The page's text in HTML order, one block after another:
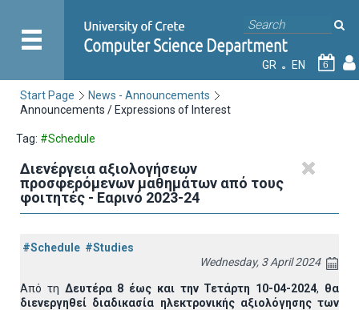
GR EN 6
Start Page
News - Announcements
Announcements / Expressions of Interest
Tag: #Schedule
Διενέργεια αξιολογήσεων
προσφερόμενων μαθημάτων από τους
φοιτητές - Εαρινό 2023-24
#Schedule #Studies
Wednesday, 3 April 2024
Από τη Δευτέρα 8 έως και την Τετάρτη 10-04-2024, θα
διενεργηθεί διαδικασία ηλεκτρονικής αξιολόγησης των